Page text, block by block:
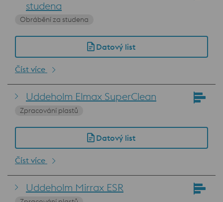
studena
Obrábění za studena
Datový list
Číst více
Uddeholm Elmax SuperClean
Zpracování plastů
Datový list
Číst více
Uddeholm Mirrax ESR